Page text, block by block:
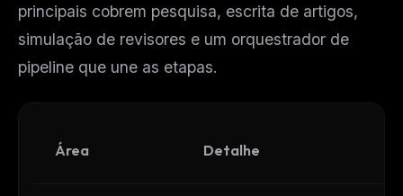
principais cobrem pesquisa, escrita de artigos,
simulação de revisores e um orquestrador de
pipeline que une as etapas.
Área Detalhe